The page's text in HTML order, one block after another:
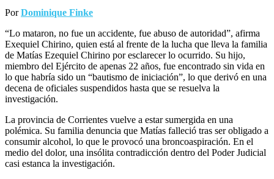
Exequiel Chirino, quien está al frente de la lucha que lleva la familia
miembro del Ejército de apenas 22 años, fue encontrado sin vida en
lo que habría sido un “bautismo de iniciación”, lo que derivó en una
decena de oficiales suspendidos hasta que se resuelva la
investigación.
La provincia de Corrientes vuelve a estar sumergida en una
polémica. Su familia denuncia que Matías falleció tras ser obligado a
medio del dolor, una insólita contradicción dentro del Poder Judicial
casi estanca la investigación.
Chirino era cordobés, oriundo de la ciudad de Río Cuarto y tras
cuatro años de estudios en el Colegio Militar de El Palomar